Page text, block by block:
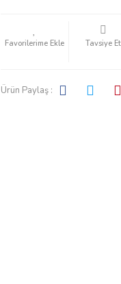
Tavsiye Et
Ürün Paylaş :